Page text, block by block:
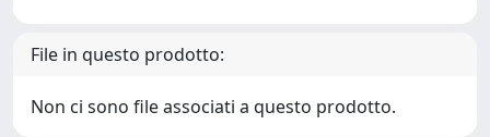
File in questo prodotto:
Non ci sono file associati a questo prodotto.